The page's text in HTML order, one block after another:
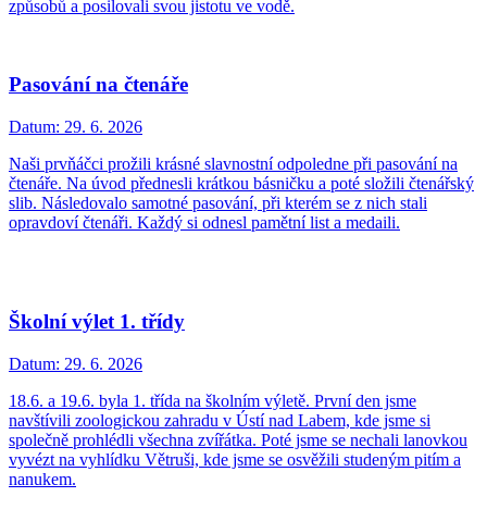
způsobů a posilovali svou jistotu ve vodě.
Pasování na čtenáře
Datum: 29. 6. 2026
Naši prvňáčci prožili krásné slavnostní odpoledne při pasování na
čtenáře. Na úvod přednesli krátkou básničku a poté složili čtenářský
slib. Následovalo samotné pasování, při kterém se z nich stali
opravdoví čtenáři. Každý si odnesl pamětní list a medaili.
Školní výlet 1. třídy
Datum: 29. 6. 2026
18.6. a 19.6. byla 1. třída na školním výletě. První den jsme
navštívili zoologickou zahradu v Ústí nad Labem, kde jsme si
společně prohlédli všechna zvířátka. Poté jsme se nechali lanovkou
vyvézt na vyhlídku Větruši, kde jsme se osvěžili studeným pitím a
nanukem.